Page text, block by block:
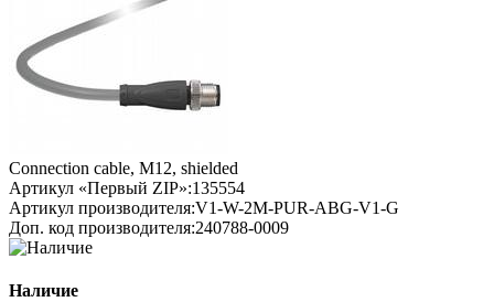
Connection cable, M12, shielded
Артикул «Первый ZIP»:135554
Артикул производителя:V1-W-2M-PUR-ABG-V1-G
Доп. код производителя:240788-0009
Наличие